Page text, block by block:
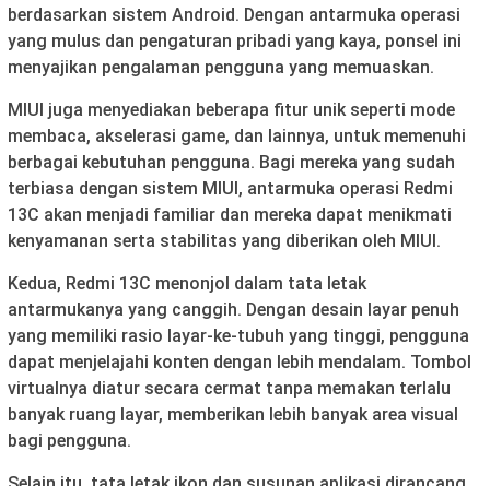
berdasarkan sistem Android. Dengan antarmuka operasi
yang mulus dan pengaturan pribadi yang kaya, ponsel ini
menyajikan pengalaman pengguna yang memuaskan.
MIUI juga menyediakan beberapa fitur unik seperti mode
membaca, akselerasi game, dan lainnya, untuk memenuhi
berbagai kebutuhan pengguna. Bagi mereka yang sudah
terbiasa dengan sistem MIUI, antarmuka operasi Redmi
13C akan menjadi familiar dan mereka dapat menikmati
kenyamanan serta stabilitas yang diberikan oleh MIUI.
Kedua, Redmi 13C menonjol dalam tata letak
antarmukanya yang canggih. Dengan desain layar penuh
yang memiliki rasio layar-ke-tubuh yang tinggi, pengguna
dapat menjelajahi konten dengan lebih mendalam. Tombol
virtualnya diatur secara cermat tanpa memakan terlalu
banyak ruang layar, memberikan lebih banyak area visual
bagi pengguna.